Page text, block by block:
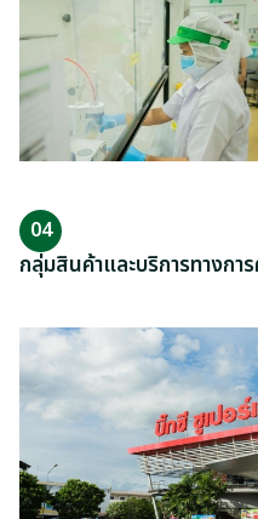
04
กลุ่มสินค้าและบริการทางกา